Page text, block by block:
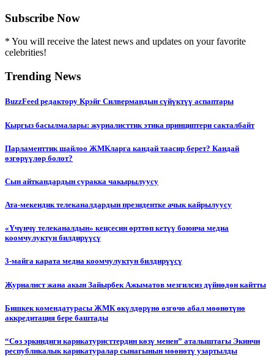
Subscribe Now
* You will receive the latest news and updates on your favorite
celebrities!
Trending News
BuzzFeed редактору Крэйг Силвермандын сүйүктүү аспаптары
Кыргыз басылмалары: журналисттик этика принциптери сакталбайт
Парламенттик шайлоо ЖМКларга кандай таасир берет? Кандай
өзгөрүүлөр болот?
Сын айткандардын суракка чакырылуусу
Ата-мекендик телеканалдардын президентке ачык кайрылуусу
«Үчүнчү телеканалдын» кеңсесин өрттөп кетүү боюнча медиа
коомчулуктун билдирүүсү
3-майга карата медиа коомчулуктун билдирүүсү
Журналист жана акын Зайырбек Ажыматов мезгилсиз дүйнөдөн кайтты
Бишкек комендатурасы ЖМК өкүлдөрүнө өзгөчө абал мөөнөтүнө
аккредитация бере баштады
“Сөз эркиндиги карикатуристтердин көзү менен” аталыштагы Экинчи
республикалык карикатуралар сынагынын мөөнөтү узартылды